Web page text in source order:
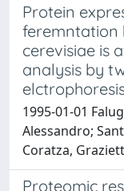
Protein
feremntation
cerevisiae is
analysis by
1995-01-01
Alessandro;
Coratza,
Proteomic